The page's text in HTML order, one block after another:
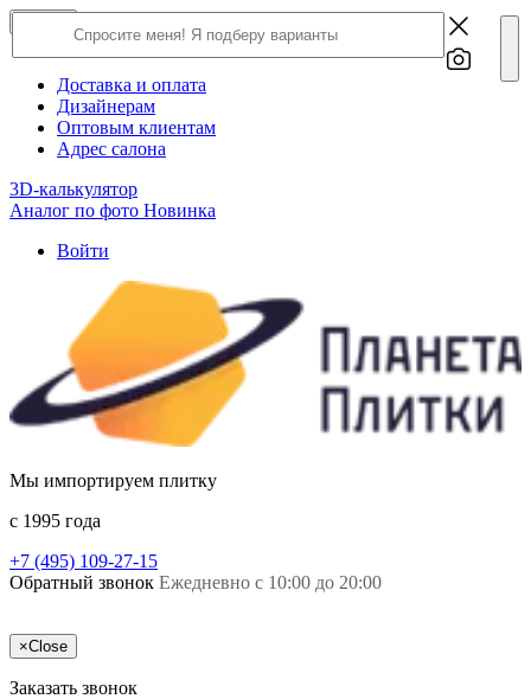
О компании
Доставка и оплата
Дизайнерам
Оптовым клиентам
Адрес салона
3D-калькулятор
Аналог по фото Новинка
Войти
Мы импортируем плитку
c 1995 года
+7 (495) 109-27-15
Обратный звонок Ежедневно с 10:00 до 20:00
×Close
Заказать звонок